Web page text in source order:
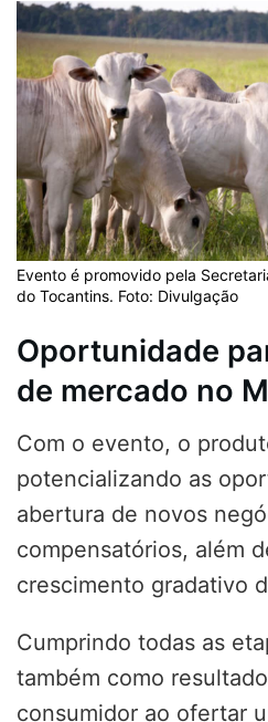
Evento é promovido pela
do Tocantins. Foto: Divulgação
Oportunidade
de mercado no
Com o evento, o
potencializando as
abertura de novos
compensatórios, além
crescimento gradativo
Cumprindo todas as
também como
consumidor ao ofertar